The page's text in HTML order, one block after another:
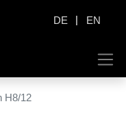
DE | EN
H8/12